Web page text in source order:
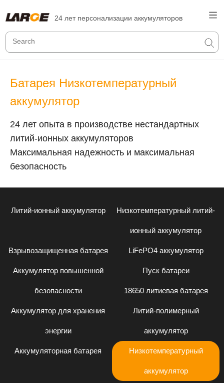
24 лет персонализации аккумуляторов
Батарея Низкотемпературный
аккумулятор
24 лет опыта в производстве нестандартных
литий-ионных аккумуляторов
Максимальная надежность и максимальная
безопасность
Литий-ионный аккумулятор Низкотемпературный литий-
ионный аккумулятор
Взрывозащищенная батарея LiFePO4 аккумулятор
Аккумулятор повышенной
безопасности
Пуск батареи
18650 литиевая батарея
Аккумулятор для хранения
энергии
Литий-полимерный
аккумулятор
Аккумуляторная батарея Низкотемпературный
аккумулятор